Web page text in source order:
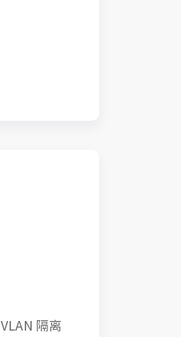
隔离